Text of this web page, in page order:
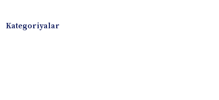
Kategoriyalar